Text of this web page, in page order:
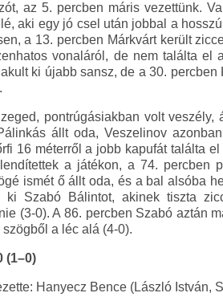
az 5. percben máris vezettünk.
aki egy jó csel után jobbal a
a 13. percben Márkvárt került
vonaláról, de nem találta el
ki újabb sansz, de a 30.
pontrúgásiakban volt veszély,
állt oda, Veszelinov
16 méterről a jobb kapufát találta
a játékon, a 74. percben
ismét ő állt oda, és a bal alsóba
ki Szabó Bálintot, akinek tiszta
(3-0). A 86. percben Szabó aztán
a léc alá (4-0).
(1–0)
Hanyecz Bence (László István,